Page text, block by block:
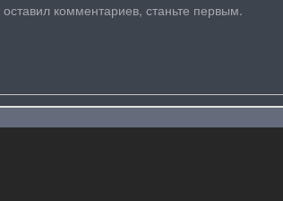
комментариев, станьте первым.